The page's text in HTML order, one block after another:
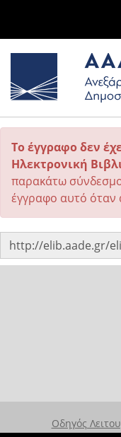
Το έγγραφο δεν
Ηλεκτρονική
παρακάτω
έγγραφο αυτό όταν
Οδηγός